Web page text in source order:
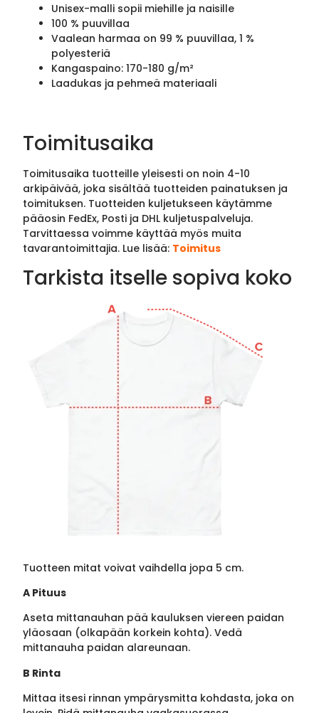
Unisex-malli sopii miehille ja naisille
100 % puuvillaa
Vaalean harmaa on 99 % puuvillaa, 1 %
polyesteriä
Kangaspaino: 170-180 g/m²
Laadukas ja pehmeä materiaali
Toimitusaika
Toimitusaika tuotteille yleisesti on noin 4-10
arkipäivää, joka sisältää tuotteiden painatuksen ja
toimituksen. Tuotteiden kuljetukseen käytämme
pääosin FedEx, Posti ja DHL kuljetuspalveluja.
Tarvittaessa voimme käyttää myös muita
tavarantoimittajia. Lue lisää: Toimitus
Tarkista itselle sopiva koko
Tuotteen mitat voivat vaihdella jopa 5 cm.
A Pituus
Aseta mittanauhan pää kauluksen viereen paidan
yläosaan (olkapään korkein kohta). Vedä
mittanauha paidan alareunaan.
B Rinta
Mittaa itsesi rinnan ympärysmitta kohdasta, joka on